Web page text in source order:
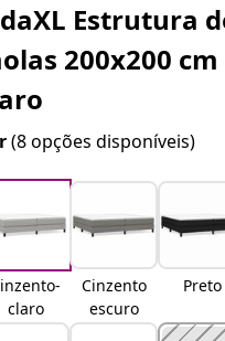
Estrutura
200x200
(8 opções disponíveis)
claro
Cinzento
escuro
Preto